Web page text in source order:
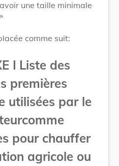
une taille minimale
comme suit:
I Liste des
premières
utilisées par le
comme
pour chauffer
agricole ou